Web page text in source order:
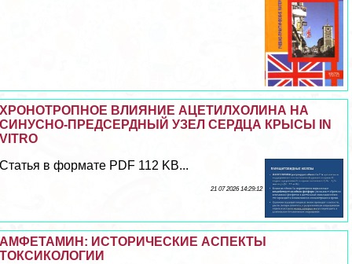
ХРОНОТРОПНОЕ ВЛИЯНИЕ АЦЕТИЛХОЛИНА НА
СИНУСНО-ПРЕДСЕРДНЫЙ УЗЕЛ СЕРДЦА КРЫСЫ IN
VITRO
Статья в формате PDF 112 KB...
21 07 2026 14:29:12
АМФЕТАМИН: ИСТОРИЧЕСКИЕ АСПЕКТЫ
ТОКСИКОЛОГИИ